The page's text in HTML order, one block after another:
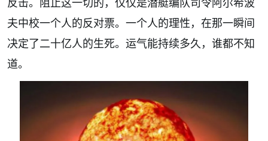
夫中校一个人的反对票。一个人的理性，在那一瞬间
决定了二十亿人的生死。运气能持续多久，谁都不知
道。